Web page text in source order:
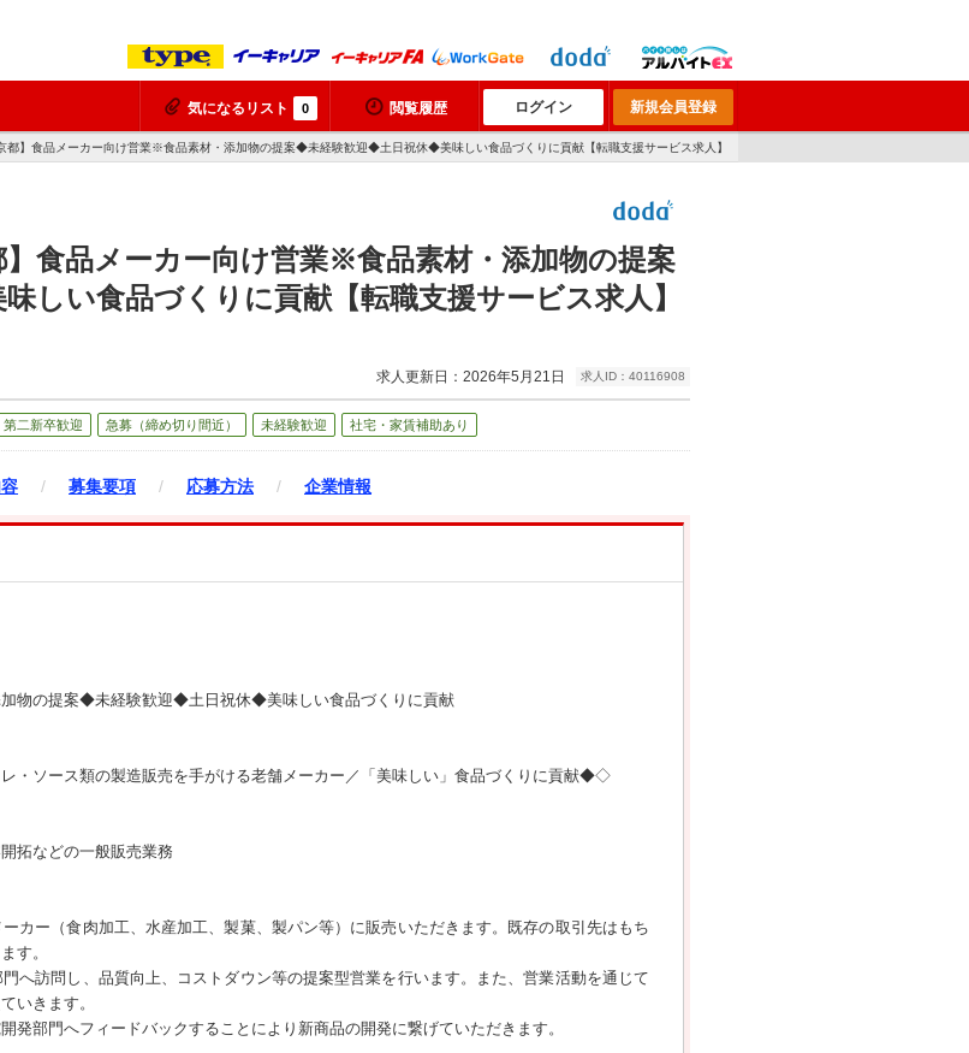
気になるリスト 0 閲覧履歴 ログイン 新規会員登録
都】食品メーカー向け営業※食品素材・添加物の提案◆未経験歓迎◆土日祝休◆美味しい食品づくりに貢献【転職支援サービス求人】
】食品メーカー向け営業※食品素材・添加物の提案
い食品づくりに貢献【転職支援サービス求人】
求人更新日：2026年5月21日 求人ID：40116908
第二新卒歓迎 急募（締め切り間近） 未経験歓迎 社宅・家賃補助あり
/ 募集要項 / 応募方法 / 企業情報
加物の提案◆未経験歓迎◆土日祝休◆美味しい食品づくりに貢献
・ソース類の製造販売を手がける老舗メーカー／「美味しい」食品づくりに貢献◆◇
拓などの一般販売業務
カー（食肉加工、水産加工、製菓、製パン等）に販売いただきます。既存の取引先はもち
す。
へ訪問し、品質向上、コストダウン等の提案型営業を行います。また、営業活動を通じて
いきます。
発部門へフィードバックすることにより新商品の開発に繋げていただきます。